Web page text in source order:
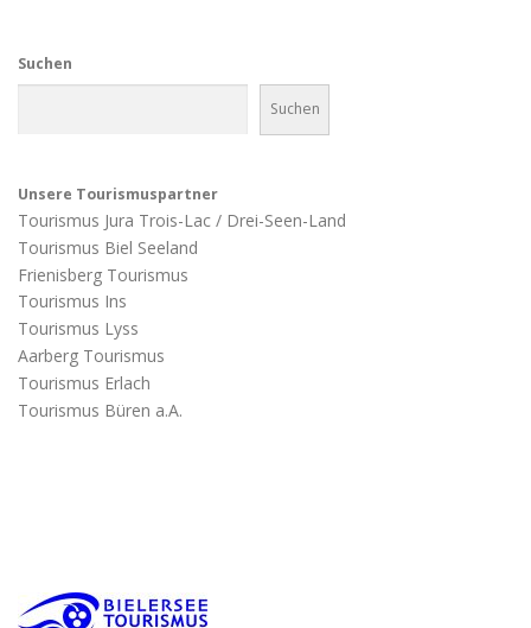
Suchen
Suchen
Unsere Tourismuspartner
Tourismus Jura Trois-Lac / Drei-Seen-Land
Tourismus Biel Seeland
Frienisberg Tourismus
Tourismus Ins
Tourismus Lyss
Aarberg Tourismus
Tourismus Erlach
Tourismus Büren a.A.